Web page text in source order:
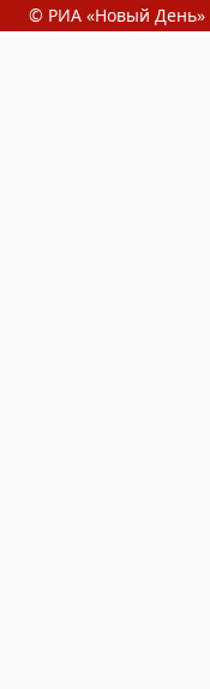
© РИА «Новый День»